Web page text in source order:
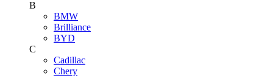
B
BMW
Brilliance
BYD
C
Cadillac
Chery